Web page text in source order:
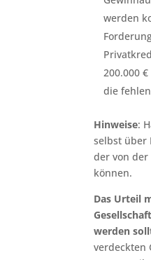
werden
200.000
die
Hinweise:
selbst über
der von der
können.
Das Urteil
werden
verdeckten